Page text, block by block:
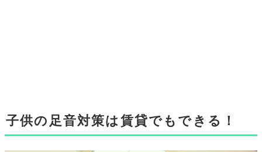
子供の足音対策は賃貸でもできる！